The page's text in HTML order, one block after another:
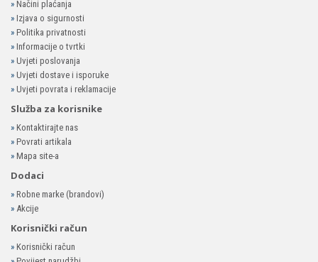
» Načini plaćanja
» Izjava o sigurnosti
» Politika privatnosti
» Informacije o tvrtki
» Uvjeti poslovanja
» Uvjeti dostave i isporuke
» Uvjeti povrata i reklamacije
Služba za korisnike
» Kontaktirajte nas
» Povrati artikala
» Mapa site-a
Dodaci
» Robne marke (brandovi)
» Akcije
Korisnički račun
» Korisnički račun